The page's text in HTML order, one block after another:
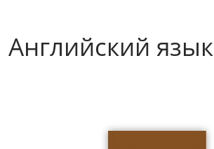
Английский язык